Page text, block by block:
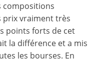
compositions
prix vraiment très
points forts de cet
la différence et a mis
les bourses. En